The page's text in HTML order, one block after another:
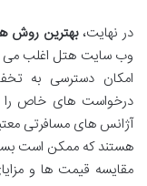
در نهایت،بهترین روش
وب سایت هتل اغلب می
امکان دسترسی به
درخواست های خاص را
آژانس های مسافرتی
هستند که ممکن است
مقایسه قیمت ها و